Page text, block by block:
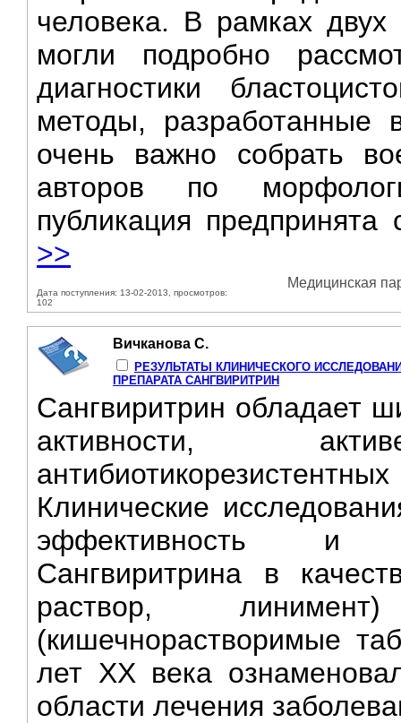
человека. В рамках
могли подробно
диагностики
методы,
очень важно собрать
авторов по
публикация
>>
Дата поступления: 13-02-2013, просмотров:
102
Медицинская
Вичканова С.
РЕЗУЛЬТАТЫ КЛИНИЧЕСКОГО
ПРЕПАРАТА САНГВИРИТРИН
Сангвиритрин обладает
активности,
Клинические
эффективность и
Сангвиритрина в
раствор,
(кишечнорастворимые
лет XX века
области лечения